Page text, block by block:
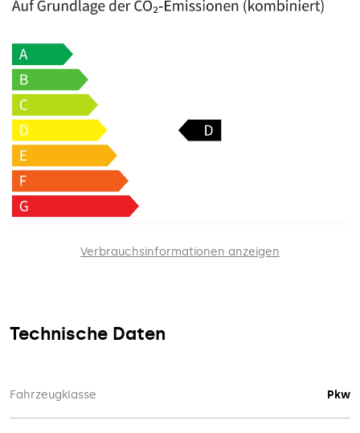
Verbrauchsinformationen anzeigen
Technische Daten
Fahrzeugklasse Pkw